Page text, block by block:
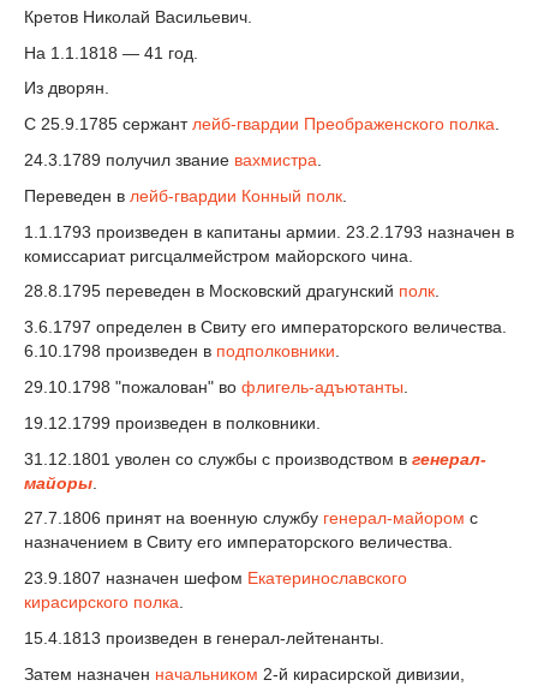
Кретов Николай Васильевич.
На 1.1.1818 — 41 год.
Из дворян.
С 25.9.1785 сержант лейб-гвардии Преображенского полка
24.3.1789 получил звание вахмистра
Переведен в лейб-гвардии Конный полк
1.1.1793 произведен в капитаны армии. 23.2.1793 назначен в
комиссариат ригсцалмейстром майорского чина.
28.8.1795 переведен в Московский драгунский полк.
3.6.1797 определен в Свиту его императорского величества.
6.10.1798 произведен в подполковники
29.10.1798 "пожалован" во флигель-адъютанты
19.12.1799 произведен в полковники.
31.12.1801 уволен со службы с производством в генерал-
майоры
27.7.1806 принят на военную службу генерал-майором с
назначением в Свиту его императорского величества.
23.9.1807 назначен шефом Екатеринославского
кирасирского полка
15.4.1813 произведен в генерал-лейтенанты.
Затем назначен начальником 2-й кирасирской дивизии,